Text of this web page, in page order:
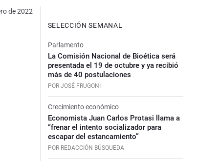
de 2022
SELECCIÓN SEMANAL
Parlamento
La Comisión Nacional de Bioética será
presentada el 19 de octubre y ya recibió
más de 40 postulaciones
POR JOSÉ FRUGONI
Crecimiento económico
Economista Juan Carlos Protasi llama a
“frenar el intento socializador para
escapar del estancamiento”
POR REDACCIÓN BÚSQUEDA